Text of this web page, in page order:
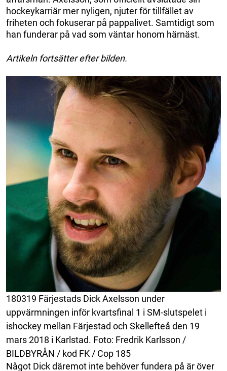
hockeykarriär mer nyligen, njuter för tillfället av
friheten och fokuserar på pappalivet. Samtidigt som
han funderar på vad som väntar honom härnäst.
Artikeln fortsätter efter bilden.
180319 Färjestads Dick Axelsson under
uppvärmningen inför kvartsfinal 1 i SM-slutspelet i
ishockey mellan Färjestad och Skellefteå den 19
mars 2018 i Karlstad. Foto: Fredrik Karlsson /
BILDBYRÅN / kod FK / Cop 185
Något Dick däremot inte behöver fundera på är över